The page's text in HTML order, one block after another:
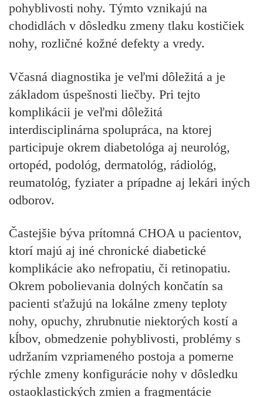
pohyblivosti nohy. Týmto vznikajú na
chodidlách v dôsledku zmeny tlaku kostičiek
nohy, rozličné kožné defekty a vredy.
Včasná diagnostika je veľmi dôležitá a je
základom úspešnosti liečby. Pri tejto
komplikácii je veľmi dôležitá
interdisciplinárna spolupráca, na ktorej
participuje okrem diabetológa aj neurológ,
ortopéd, podológ, dermatológ, rádiológ,
reumatológ, fyziater a prípadne aj lekári iných
odborov.
Častejšie býva prítomná CHOA u pacientov,
ktorí majú aj iné chronické diabetické
komplikácie ako nefropatiu, či retinopatiu.
Okrem pobolievania dolných končatín sa
pacienti sťažujú na lokálne zmeny teploty
nohy, opuchy, zhrubnutie niektorých kostí a
kĺbov, obmedzenie pohyblivosti, problémy s
udržaním vzpriameného postoja a pomerne
rýchle zmeny konfigurácie nohy v dôsledku
ostaoklastických zmien a fragmentácie